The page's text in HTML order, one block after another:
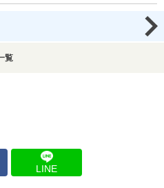
覧
LINE